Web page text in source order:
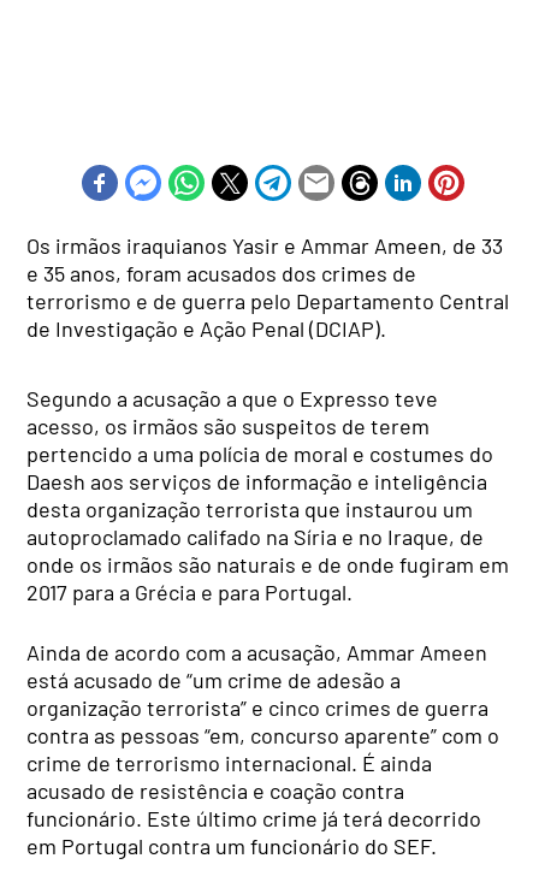
Os irmãos iraquianos Yasir e Ammar Ameen, de 33
e 35 anos, foram acusados dos crimes de
terrorismo e de guerra pelo Departamento Central
de Investigação e Ação Penal (DCIAP).
Segundo a acusação a que o Expresso teve
acesso, os irmãos são suspeitos de terem
pertencido a uma polícia de moral e costumes do
Daesh aos serviços de informação e inteligência
desta organização terrorista que instaurou um
autoproclamado califado na Síria e no Iraque, de
onde os irmãos são naturais e de onde fugiram em
2017 para a Grécia e para Portugal.
Ainda de acordo com a acusação, Ammar Ameen
está acusado de “um crime de adesão a
organização terrorista” e cinco crimes de guerra
contra as pessoas “em, concurso aparente” com o
crime de terrorismo internacional. É ainda
acusado de resistência e coação contra
funcionário. Este último crime já terá decorrido
em Portugal contra um funcionário do SEF.